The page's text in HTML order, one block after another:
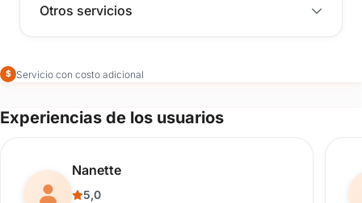
Otros servicios
$ Servicio con costo adicional
Experiencias de los usuarios
Reseña de usuario.
Nanette
5,0